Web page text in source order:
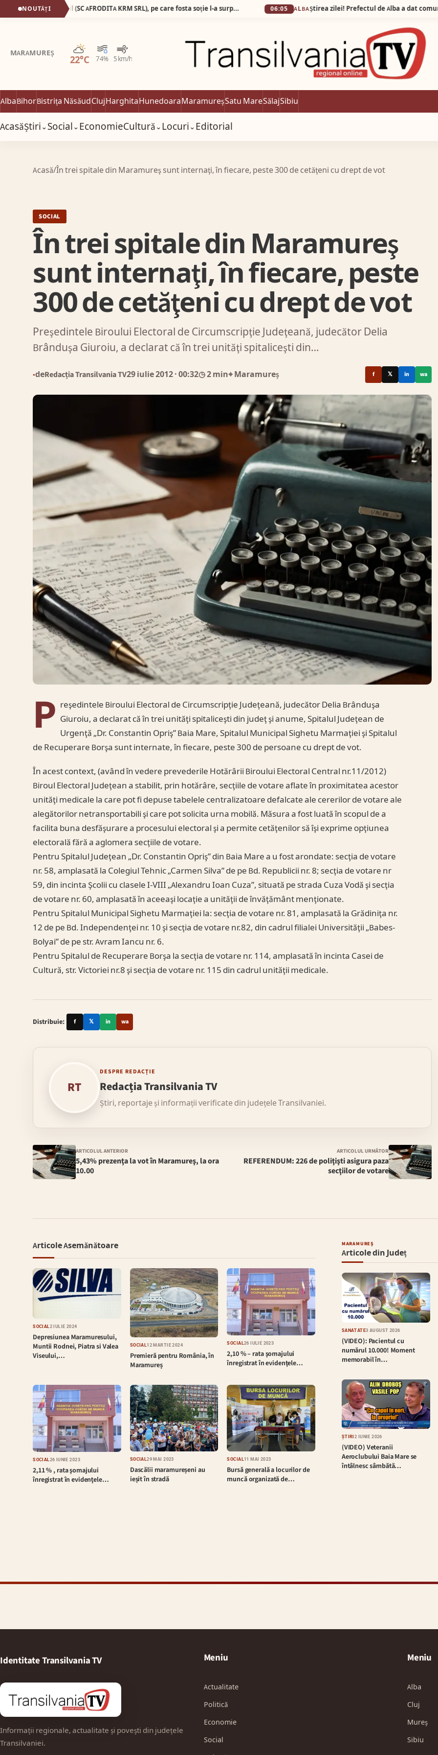
NOUTĂȚI Ginecologul Mostafa Ismail (SC AFRODITA KRM SRL), pe care fosta soție l-a surprins dezbrăcat de la brâu în jos în timp ce consulta o pacientă complet dezbrăcată, a pierdut procesul cu presa! 06:05 ALBA
MARAMUREȘ
22°C 74% 5 km/h
Parțial noros
AlbaBihorBistrița NăsăudClujHarghitaHunedoaraMaramureșSatu MareSălajSibiu
AcasăȘtiri⌄Social⌄EconomieCultură⌄Locuri⌄Editorial
Acasă/În trei spitale din Maramureş sunt internaţi, în fiecare, peste 300 de cetăţeni cu drept de vot
SOCIAL
În trei spitale din Maramureş
sunt internaţi, în fiecare, peste
300 de cetăţeni cu drept de vot
Preşedintele Biroului Electoral de Circumscripţie Judeţeană, judecător Delia
Brânduşa Giuroiu, a declarat că în trei unităţi spitaliceşti din…
●deRedacția Transilvania TV29 iulie 2012· 00:32◷ 2 min⌖ Maramureș f 𝕏 in wa
P reşedintele Biroului Electoral de Circumscripţie Judeţeană, judecător Delia Brânduşa
Giuroiu, a declarat că în trei unităţi spitaliceşti din judeţ şi anume, Spitalul Judeţean de
Urgenţă „Dr. Constantin Opriş” Baia Mare, Spitalul Municipal Sighetu Marmaţiei şi Spitalul
de Recuperare Borşa sunt internate, în fiecare, peste 300 de persoane cu drept de vot.
În acest context, (având în vedere prevederile Hotărârii Biroului Electoral Central nr.11/2012)
Biroul Electoral Judeţean a stabilit, prin hotărâre, secţiile de votare aflate în proximitatea acestor
unităţi medicale la care pot fi depuse tabelele centralizatoare defalcate ale cererilor de votare ale
alegătorilor netransportabili şi care pot solicita urna mobilă. Măsura a fost luată în scopul de a
facilita buna desfăşurare a procesului electoral şi a permite cetăţenilor să îşi exprime opţiunea
electorală fără a aglomera secţiile de votare.
Pentru Spitalul Judeţean „Dr. Constantin Opriş” din Baia Mare a u fost arondate: secţia de votare
nr. 58, amplasată la Colegiul Tehnic „Carmen Silva” de pe Bd. Republicii nr. 8; secţia de votare nr
59, din incinta Şcolii cu clasele I-VIII „Alexandru Ioan Cuza”, situată pe strada Cuza Vodă şi secţia
de votare nr. 60, amplasată în aceeaşi locaţie a unităţii de învăţământ menţionate.
Pentru Spitalul Municipal Sighetu Marmaţiei la: secţia de votare nr. 81, amplasată la Grădiniţa nr.
12 de pe Bd. Independenţei nr. 10 şi secţia de votare nr.82, din cadrul filialei Universităţii „Babes-
Bolyai” de pe str. Avram Iancu nr. 6.
Pentru Spitalul de Recuperare Borşa la secţia de votare nr. 114, amplasată în incinta Casei de
Cultură, str. Victoriei nr.8 şi secţia de votare nr. 115 din cadrul unităţii medicale.
Distribuie: f 𝕏 in wa
RT
DESPRE REDACȚIE
Redacția Transilvania TV
Știri, reportaje și informații verificate din județele Transilvaniei.
ARTICOLUL ANTERIOR
5,43% prezenţa la vot în Maramureş, la ora
10.00
ARTICOLUL URMĂTOR
REFERENDUM: 226 de poliţişti asigura paza
secţiilor de votare
Articole Asemănătoare
SOCIAL2 IULIE 2024
Depresiunea Maramuresului,
Muntii Rodnei, Piatra si Valea
Viseului,…
SOCIAL12 MARTIE 2024
Premieră pentru România, în
Maramureș
SOCIAL 26 IULIE 2023
2,10 % – rata şomajului
înregistrat în evidenţele…
SOCIAL26 IUNIE 2023
2,11 % , rata şomajului
înregistrat în evidenţele…
SOCIAL29 MAI 2023
Dascălii maramureșeni au
ieșit în stradă
SOCIAL 11 MAI 2023
Bursă generală a locurilor de
muncă organizată de…
MARAMUREȘ
Articole din Județ
SĂNĂTATE3 AUGUST 2026
(VIDEO): Pacientul cu
numărul 10.000! Moment
memorabil în…
ȘTIRI 2 IUNIE 2026
(VIDEO) Veteranii
Aeroclubului Baia Mare se
întâlnesc sâmbătă…
Identitate Transilvania TV
Informații regionale, actualitate și povești din județele
Transilvaniei.
Meniu
Actualitate
Politică
Economie
Social
Meniu
Alba
Cluj
Mureș
Sibiu